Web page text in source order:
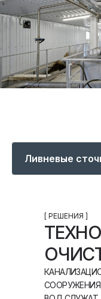
[ РЕШЕНИЯ ]